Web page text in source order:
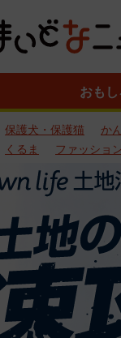
おもし
保護犬・保護猫 か
くるま
ファッショ